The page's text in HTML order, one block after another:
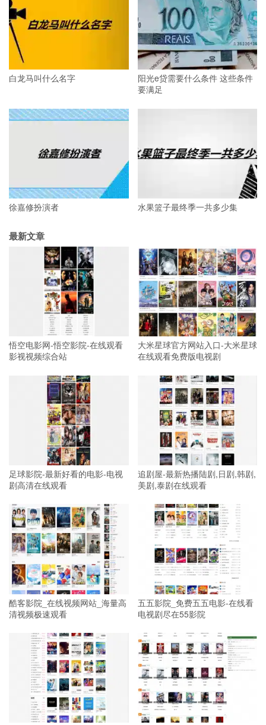
白龙马叫什么名字
阳光e贷需要什么条件 这些条件
要满足
徐嘉修扮演者 水果篮子最终季一共多少集
最新文章
悟空电影网-悟空影院-在线观看
影视视频综合站
大米星球官方网站入口-大米星球
在线观看免费版电视剧
足球影院-最新好看的电影-电视
剧高清在线观看
追剧屋-最新热播陆剧,日剧,韩剧,
美剧,泰剧在线观看
酷客影院_在线视频网站_海量高
清视频极速观看
五五影院_免费五五电影-在线看
电视剧尽在55影院